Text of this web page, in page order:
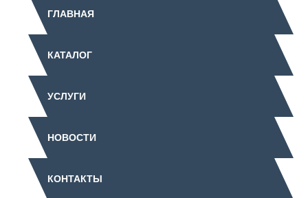
ГЛАВНАЯ
КАТАЛОГ
УСЛУГИ
НОВОСТИ
КОНТАКТЫ